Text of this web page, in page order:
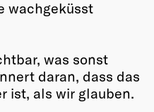
wachgeküsst
was sonst
daran, dass das
ist, als wir glauben.